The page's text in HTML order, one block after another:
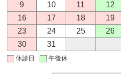
9
10 11 12
16
17 18 19
23
24 25 26
30
31
休診日 午後休